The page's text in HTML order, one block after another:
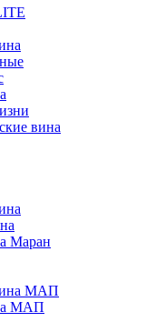
вина
Маран
МАП
МАП